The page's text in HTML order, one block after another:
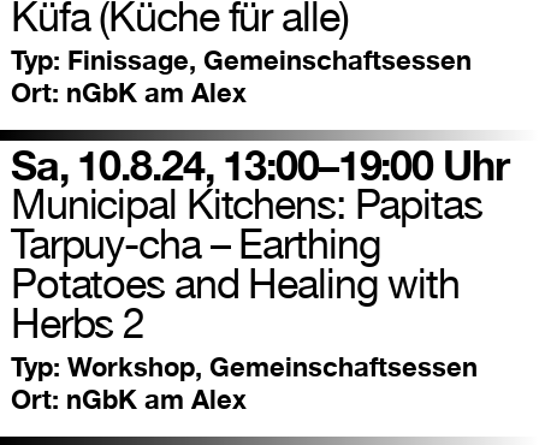
Küfa (Küche für alle)
Typ: Finissage, Gemeinschaftsessen
Ort: nGbK am Alex
Sa, 10.8.24, 13:00–19:00 Uhr
Municipal Kitchens: Papitas
Tarpuy-cha – Earthing
Potatoes and Healing with
Herbs 2
Typ: Workshop, Gemeinschaftsessen
Ort: nGbK am Alex